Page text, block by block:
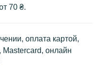
70 ₴.
оплата картой,
Mastercard, онлайн